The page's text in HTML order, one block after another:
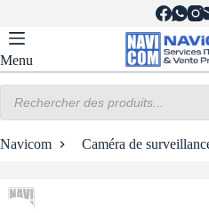
contenu
Menu
produits
Navicom Caméra de